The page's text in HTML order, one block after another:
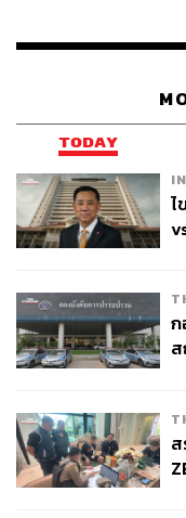
ด้านอนุพงษ์ เกรียงไ
“นักท่องเที่ยวปัจจุบันมอ
อนาคตที่ดีขึ้น ผู้ประกอ
ของนักเดินทาง การจัด
งานAction Alert:
TODAY
ไ
ก